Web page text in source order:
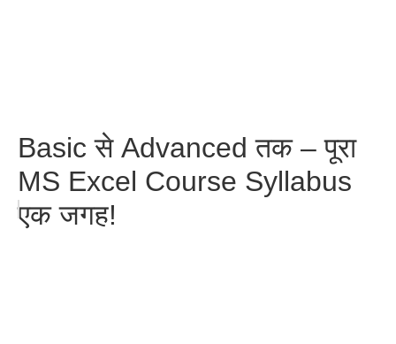
Basic से Advanced तक – पूरा
MS Excel Course Syllabus
एक जगह!